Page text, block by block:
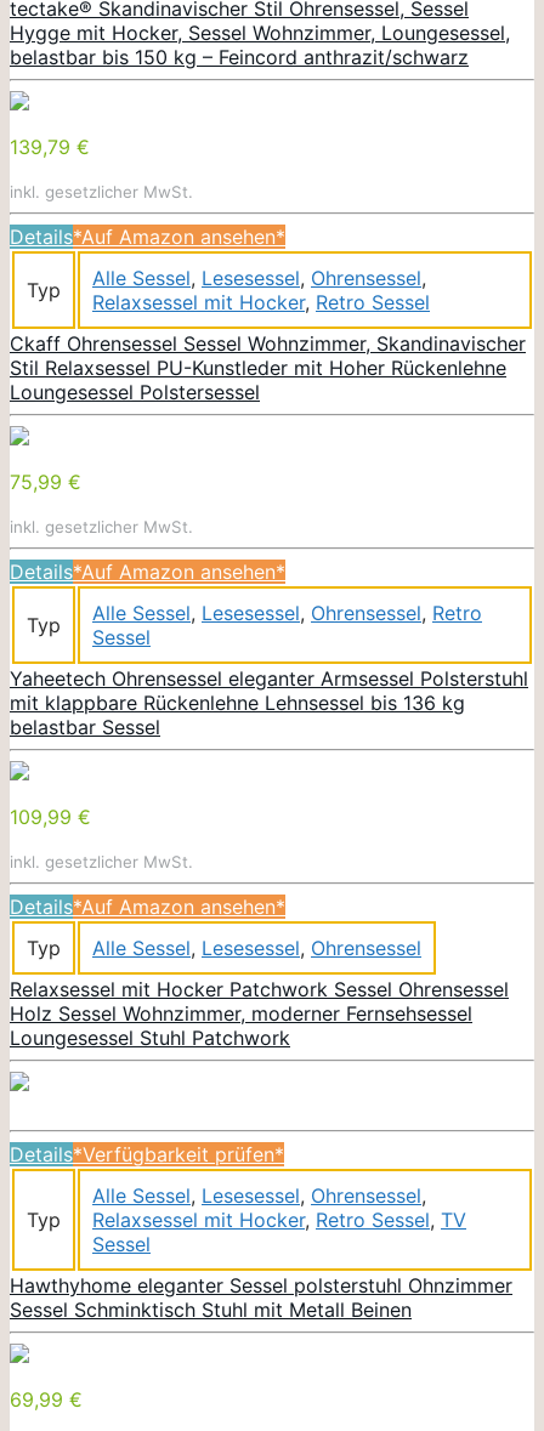
tectake® Skandinavischer Stil Ohrensessel, Sessel
Hygge mit Hocker, Sessel Wohnzimmer, Loungesessel,
belastbar bis 150 kg – Feincord anthrazit/schwarz
139,79 €
inkl. gesetzlicher MwSt.
Details*Auf Amazon ansehen*
Typ Alle Sessel, Lesesessel, Ohrensessel,
Relaxsessel mit Hocker, Retro Sessel
Ckaff Ohrensessel Sessel Wohnzimmer, Skandinavischer
Stil Relaxsessel PU-Kunstleder mit Hoher Rückenlehne
Loungesessel Polstersessel
75,99 €
inkl. gesetzlicher MwSt.
Details*Auf Amazon ansehen*
Typ Alle Sessel, Lesesessel, Ohrensessel, Retro
Sessel
Yaheetech Ohrensessel eleganter Armsessel Polsterstuhl
mit klappbare Rückenlehne Lehnsessel bis 136 kg
belastbar Sessel
109,99 €
inkl. gesetzlicher MwSt.
Details*Auf Amazon ansehen*
Typ
Alle Sessel, Lesesessel, Ohrensessel
Relaxsessel mit Hocker Patchwork Sessel Ohrensessel
Holz Sessel Wohnzimmer, moderner Fernsehsessel
Loungesessel Stuhl Patchwork
Details*Verfügbarkeit prüfen*
Typ
Alle Sessel, Lesesessel, Ohrensessel,
Relaxsessel mit Hocker, Retro Sessel, TV
Sessel
Hawthyhome eleganter Sessel polsterstuhl Ohnzimmer
Sessel Schminktisch Stuhl mit Metall Beinen
69,99 €